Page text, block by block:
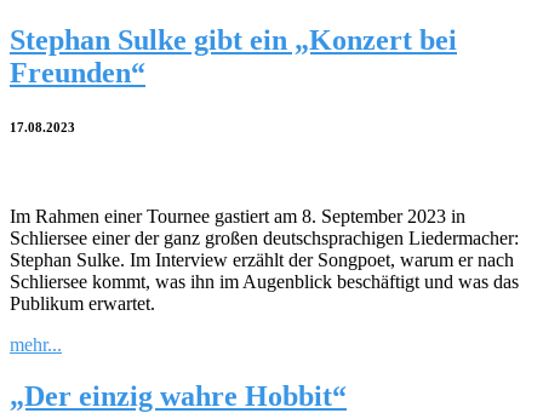
Stephan Sulke gibt ein „Konzert bei
Freunden“
17.08.2023
Im Rahmen einer Tournee gastiert am 8. September 2023 in
Schliersee einer der ganz großen deutschsprachigen Liedermacher:
Stephan Sulke. Im Interview erzählt der Songpoet, warum er nach
Schliersee kommt, was ihn im Augenblick beschäftigt und was das
Publikum erwartet.
mehr...
„Der einzig wahre Hobbit“